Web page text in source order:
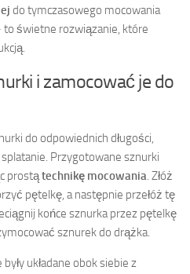
do tymczasowego mocowania
świetne rozwiązanie, które
i zamocować je do
do odpowiednich długości,
Przygotowane sznurki
prostątechnikę mocowania. Złóż
pętelkę, a następnie przełóż tę
końce sznurka przez pętelkę
sznurek do drążka.
układane obok siebie z